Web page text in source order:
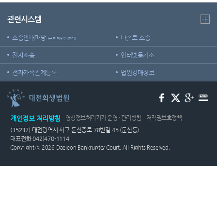
청사안
내
찾아오
회생/파
산(일반
공고)
사
M&A
안내
회생파
산 자산
매각안
내
자주묻
민원서
식 양식
모음
대전회
생법원
양식모
실무준
직무편
람
관련시스템
소송안내마당 (구 전자민원센터) 나홀로 소송
전자소송 인터넷등기소
전자가족관계등록 법원경매정보
개인정보 처리방침 영상정보처리기기 운영 · 관리방침
저작권보호정책
(35237) 대전광역시 서구 둔산중로 78번길 45 (둔산동)
대표전화 042)470-1114
Copyright ⓒ 2026 Daejeon Bankruptcy Court, All Rights Reserved.